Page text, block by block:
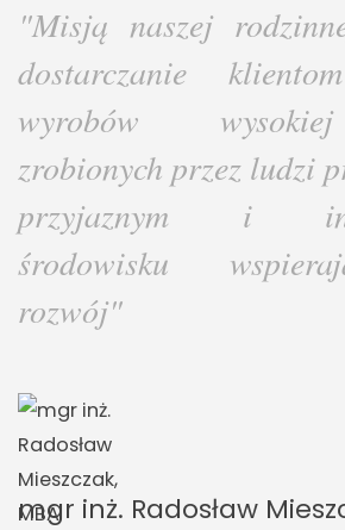
"Misją naszej
dostarczanie
wyrobów
zrobionych przez ludzi
przyjaznym i
środowisku
rozwój"
mgr inż. Radosław